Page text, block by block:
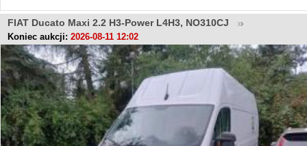
FIAT Ducato Maxi 2.2 H3-Power L4H3, NO310CJ
Koniec aukcji: 2026-08-11 12:02